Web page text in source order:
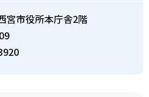
市役所本庁舎2階